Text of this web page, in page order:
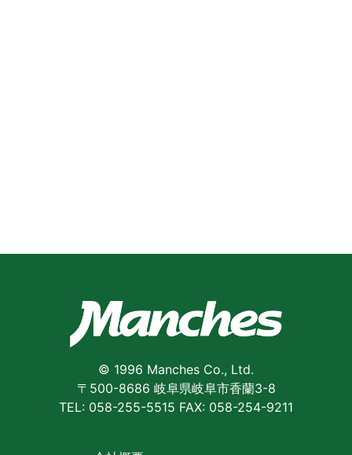
© 1996 Manches Co., Ltd.
〒500-8686 岐阜県岐阜市香蘭3-8
TEL: 058-255-5515 FAX: 058-254-9211